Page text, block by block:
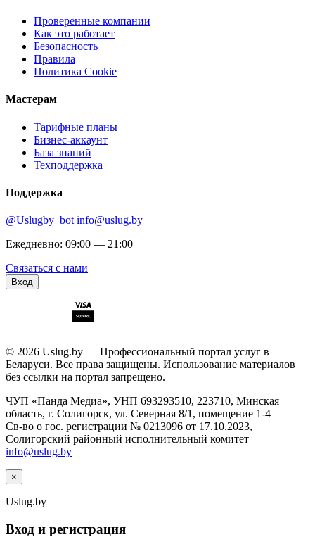
Проверенные компании
Как это работает
Безопасность
Правила
Политика Cookie
Мастерам
Тарифные планы
Бизнес-аккаунт
База знаний
Техподдержка
Поддержка
@Uslugby_bot info@uslug.by
Ежедневно: 09:00 — 21:00
Связаться с нами
Вход
© 2026 Uslug.by — Профессиональный портал услуг в
Беларуси. Все права защищены. Использование материалов
без ссылки на портал запрещено.
ЧУП «Панда Медиа», УНП 693293510, 223710, Минская
область, г. Солигорск, ул. Северная 8/1, помещение 1-4
Св-во о гос. регистрации № 0213096 от 17.10.2023,
Солигорский районный исполнительный комитет
info@uslug.by
×
Uslug.by
Вход и регистрация